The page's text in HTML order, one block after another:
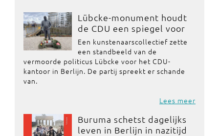
Lübcke-monument houdt
de CDU een spiegel voor
Een kunstenaarscollectief zette
een standbeeld van de
vermoorde politicus Lübcke voor het CDU-
kantoor in Berlijn. De partij spreekt er schande
van.
Lees meer
Buruma schetst dagelijks
leven in Berlijn in nazitijd